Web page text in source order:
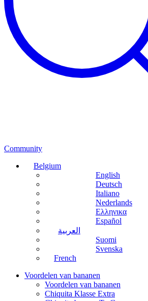
Community
Belgium
English
Deutsch
Italiano
Nederlands
Ελληνικα
Español
العربية
Suomi
Svenska
French
Voordelen van bananen
Voordelen van bananen
Chiquita Klasse Extra